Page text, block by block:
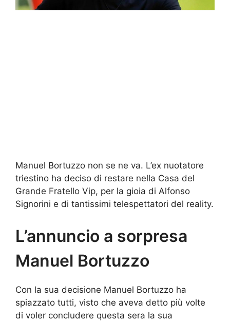
Manuel Bortuzzo non se ne va. L’ex nuotatore
triestino ha deciso di restare nella Casa del
Grande Fratello Vip, per la gioia di Alfonso
Signorini e di tantissimi telespettatori del reality.
L’annuncio a sorpresa
Manuel Bortuzzo
Con la sua decisione Manuel Bortuzzo ha
spiazzato tutti, visto che aveva detto più volte
di voler concludere questa sera la sua